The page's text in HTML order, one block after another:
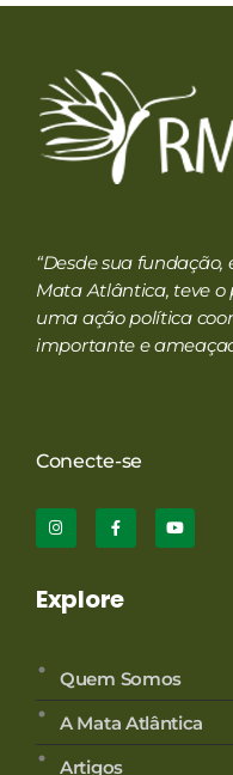
“Desde sua fundação,
Mata Atlântica, teve o
uma ação política
importante e
Conecte-se
Explore
Quem Somos
A Mata Atlântica
Artigos